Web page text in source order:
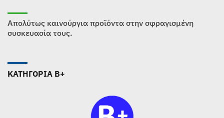
Απολύτως καινούργια προϊόντα στην σφραγισμένη
συσκευασία τους.
ΚΑΤΗΓΟΡΙΑ B+